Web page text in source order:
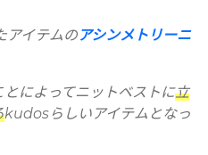
アイテムのアシンメトリーニ
によってニットベストに立
kudosらしいアイテムとなっ